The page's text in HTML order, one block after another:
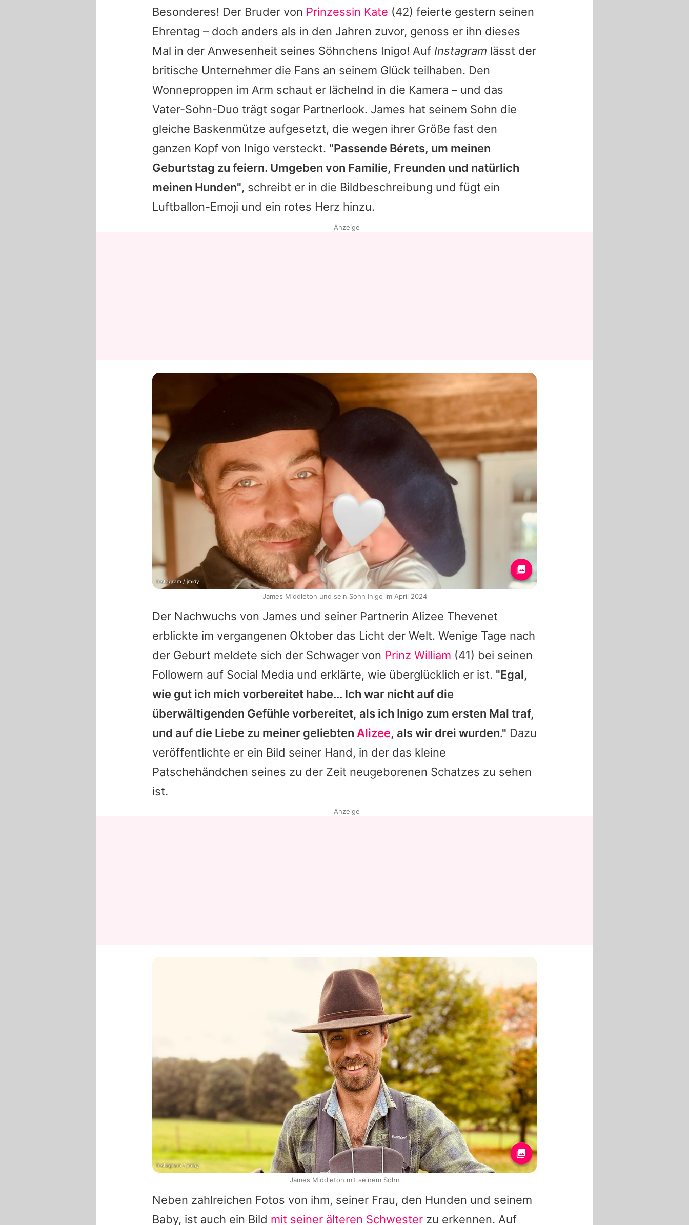
Besonderes! Der Bruder von Prinzessin Kate (42) feierte gestern seinen
Ehrentag – doch anders als in den Jahren zuvor, genoss er ihn dieses
Mal in der Anwesenheit seines Söhnchens Inigo! Auf Instagram lässt der
britische Unternehmer die Fans an seinem Glück teilhaben. Den
Wonneproppen im Arm schaut er lächelnd in die Kamera – und das
Vater-Sohn-Duo trägt sogar Partnerlook. James hat seinem Sohn die
gleiche Baskenmütze aufgesetzt, die wegen ihrer Größe fast den
ganzen Kopf von Inigo versteckt. "Passende Bérets, um meinen
Geburtstag zu feiern. Umgeben von Familie, Freunden und natürlich
meinen Hunden", schreibt er in die Bildbeschreibung und fügt ein
Luftballon-Emoji und ein rotes Herz hinzu.
Der Nachwuchs von James und seiner Partnerin Alizee Thevenet
erblickte im vergangenen Oktober das Licht der Welt. Wenige Tage nach
der Geburt meldete sich der Schwager von Prinz William (41) bei seinen
Followern auf Social Media und erklärte, wie überglücklich er ist. "Egal,
wie gut ich mich vorbereitet habe... Ich war nicht auf die
überwältigenden Gefühle vorbereitet, als ich Inigo zum ersten Mal traf,
und auf die Liebe zu meiner geliebten Alizee, als wir drei wurden." Dazu
veröffentlichte er ein Bild seiner Hand, in der das kleine
Patschehändchen seines zu der Zeit neugeborenen Schatzes zu sehen
ist.
Neben zahlreichen Fotos von ihm, seiner Frau, den Hunden und seinem
Baby, ist auch ein Bild mit seiner älteren Schwester zu erkennen. Auf
Anzeige
Instagram / jmidy
James Middleton und sein Sohn Inigo im April 2024
Anzeige
Instagram / jmidy
James Middleton mit seinem Sohn